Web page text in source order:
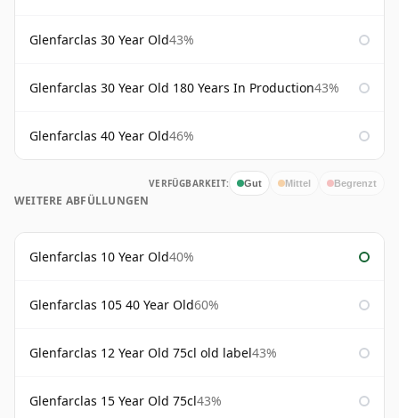
Glenfarclas 30 Year Old43%
Glenfarclas 30 Year Old 180 Years In Production43%
Glenfarclas 40 Year Old46%
VERFÜGBARKEIT: Gut Mittel Begrenzt
WEITERE ABFÜLLUNGEN
Glenfarclas 10 Year Old40%
Glenfarclas 105 40 Year Old60%
Glenfarclas 12 Year Old 75cl old label43%
Glenfarclas 15 Year Old 75cl43%